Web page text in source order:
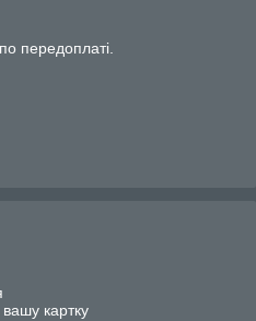
передоплаті.
картку